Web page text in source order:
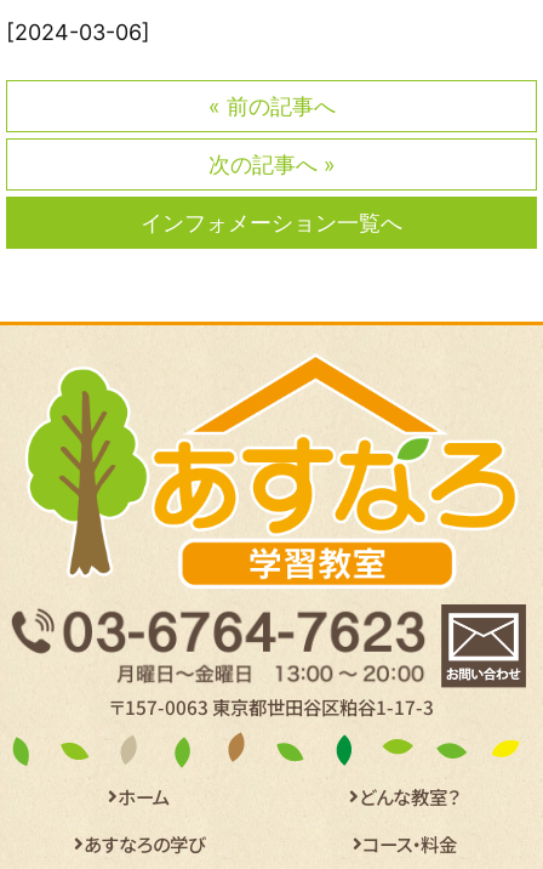
[2024-03-06]
« 前の記事へ
次の記事へ »
インフォメーション一覧へ
〒157-0063 東京都世田谷区粕谷1-17-3
ホーム
どんな教室？
あすなろの学び
コース・料金